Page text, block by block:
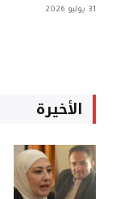
31 يوليو 2026
الأخيرة